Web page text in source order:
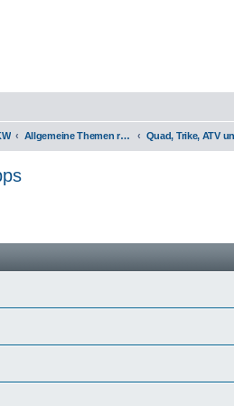
Allgemeine Themen rund um Motorräder, Trikes, Quads, ATVs, zweirädrige Kleinkrafträder, Mopedautos und Microcars